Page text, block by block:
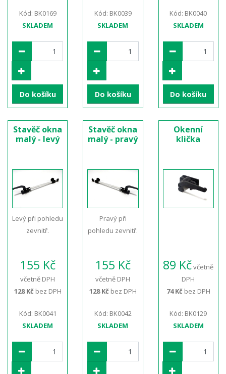
Kód: BK0169
SKLADEM
Do košíku
Kód: BK0039
SKLADEM
Do košíku
Kód: BK0040
SKLADEM
Do košíku
Stavěč okna
malý - levý
Levý při pohledu
zevnitř.
155 Kč
včetně DPH
128 Kčbez DPH
Kód: BK0041
SKLADEM
Stavěč okna
malý - pravý
Pravý při
pohledu zevnitř.
155 Kč
včetně DPH
128 Kčbez DPH
Kód: BK0042
SKLADEM
Okenní
klička
89 Kčvčetně
DPH
74 Kčbez DPH
Kód: BK0129
SKLADEM